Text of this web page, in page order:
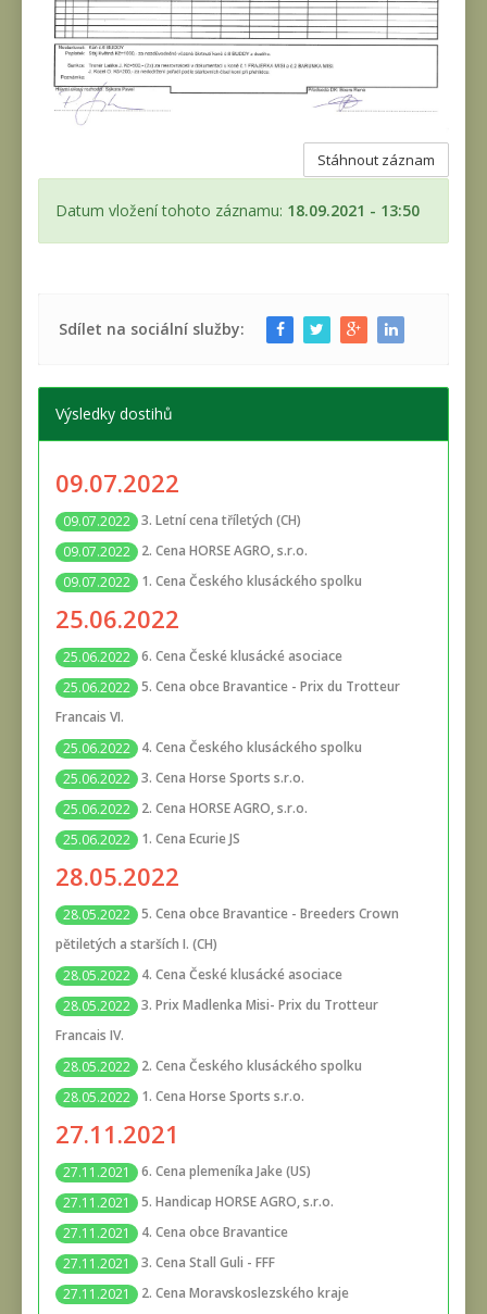
Stáhnout záznam
Datum vložení tohoto záznamu: 18.09.2021 - 13:50
Sdílet na sociální služby:
Výsledky dostihů
09.07.2022
09.07.2022 3. Letní cena tříletých (CH)
09.07.2022
2. Cena HORSE AGRO, s.r.o.
09.07.2022
1. Cena Českého klusáckého spolku
25.06.2022
25.06.2022 6. Cena České klusácké asociace
25.06.2022 5. Cena obce Bravantice - Prix du Trotteur
Francais VI.
25.06.2022
4. Cena Českého klusáckého spolku
25.06.2022 3. Cena Horse Sports s.r.o.
25.06.2022
2. Cena HORSE AGRO, s.r.o.
25.06.2022
1. Cena Ecurie JS
28.05.2022
28.05.2022 5. Cena obce Bravantice - Breeders Crown
pětiletých a starších I. (CH)
28.05.2022
4. Cena České klusácké asociace
28.05.2022 3. Prix Madlenka Misi- Prix du Trotteur
Francais IV.
28.05.2022
2. Cena Českého klusáckého spolku
28.05.2022
1. Cena Horse Sports s.r.o.
27.11.2021
27.11.2021
6. Cena plemeníka Jake (US)
27.11.2021
5. Handicap HORSE AGRO, s.r.o.
27.11.2021
4. Cena obce Bravantice
27.11.2021
3. Cena Stall Guli - FFF
27.11.2021
2. Cena Moravskoslezského kraje